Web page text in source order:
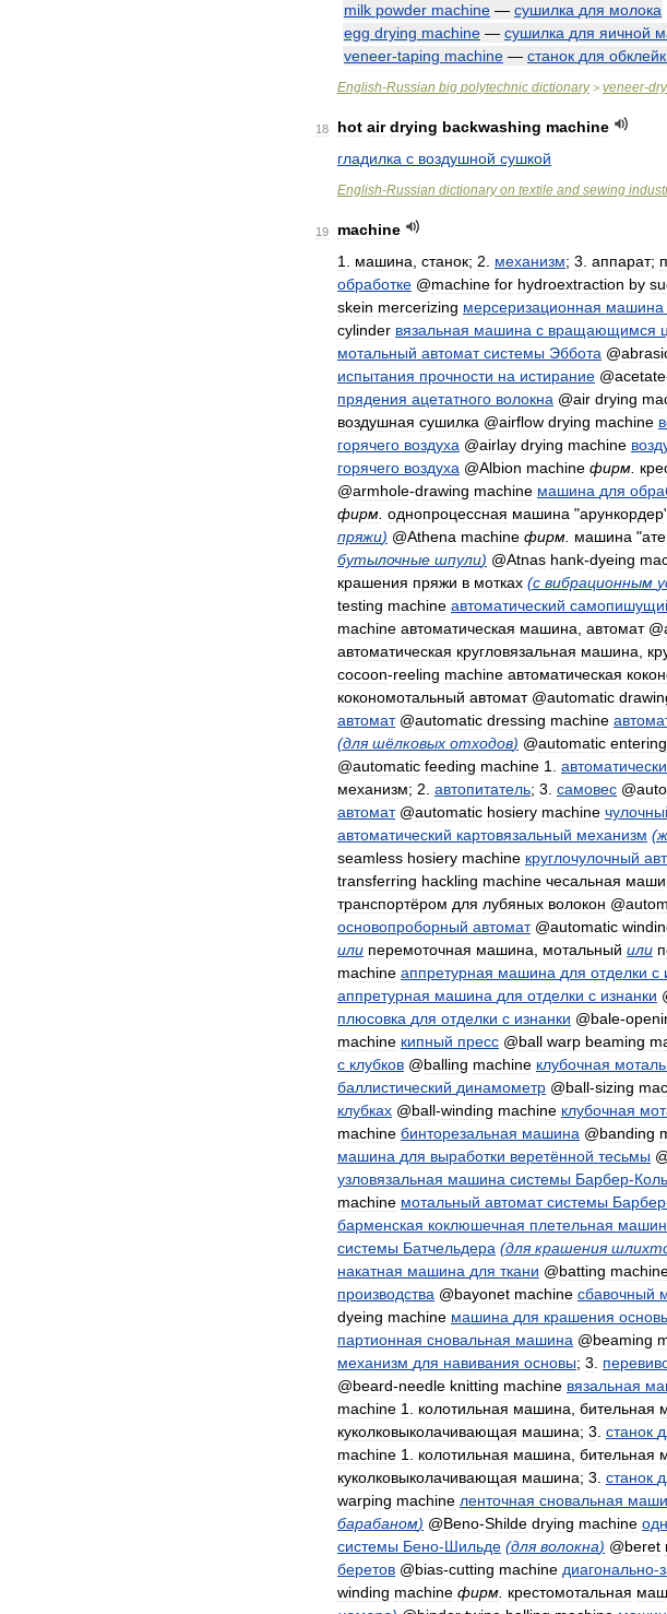
milk powder machine — сушилка для молока
egg drying machine — сушилка для яичной
veneer-taping machine — станок для
English-Russian big polytechnic dictionary> veneer-
18 hot air drying backwashing machine
гладилка с воздушной сушкой
English-Russian dictionary on textile and sewing
19
machine
1
машина станок; 2 механизм; 3 аппарат;
обработке @machine for hydroextraction by
skein mercerizing мерсеризационная машина
cylinder вязальная машина с вращающимся
мотальный автомат системы Эббота @
испытания прочности на истирание @acetate
прядения ацетатного волокна @air drying
воздушная сушилка @airflow drying machine
горячего воздуха @airlay drying machine
горячего воздуха @Albion machine фирм
@armhole-drawing machine машина для
фирм однопроцессная машина "арункордер
пряжи) @Athena machine фирм машина "
бутылочные шпули) @Atnas hank-dyeing
крашения пряжи в мотках (с вибрационным
testing machine автоматический
machine автоматическая машина автомат@
автоматическая кругловязальная машина
cocoon-reeling machine автоматическая
кокономотальный автомат@automatic
автомат@automatic dressing machine
(для шёлковых отходов) @automatic entering
@automatic feeding machine 1
механизм; 2 автопитатель; 3 самовес @
автомат@automatic hosiery machine
автоматический картовязальный механизм (
seamless hosiery machine круглочулочный
transferring hackling machine чесальная
транспортёром для лубяных волокон @
основопроборный автомат@automatic
или перемоточная машина мотальный или
machine аппретурная машина для отделки с
аппретурная машина для отделки с изнанки
плюсовка для отделки с изнанки @bale-
machine кипный пресс @ball warp beaming
с клубков @balling machine клубочная
баллистический динамометр @ball-sizing
клубках @ball-winding machine клубочная
machine бинторезальная машина @banding
машина для выработки веретённой тесьмы
узловязальная машина системы Барбер-
machine мотальный автомат системы Барбер
барменская коклюшечная плетельная
системы Батчельдера (для крашения
накатная машина для ткани @batting
производства @bayonet machine сбавочный
dyeing machine машина для крашения
партионная сновальная машина @beaming
механизм для навивания основы; 3
@beard-needle knitting machine вязальная
machine 1 колотильная машина бительная
куколковыколачивающая машина; 3 станок
machine 1 колотильная машина бительная
куколковыколачивающая машина; 3 станок
warping machine ленточная сновальная
барабаном) @Beno-Shilde drying machine
системы Бено-Шильде (для волокна) @beret
беретов @bias-cutting machine диагонально-
winding machine фирм крестомотальная